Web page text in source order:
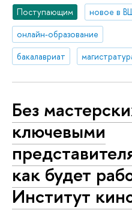
Поступающим
новое в
онлайн-образование
бакалавриат
Без
ключевыми
как будет
Институт